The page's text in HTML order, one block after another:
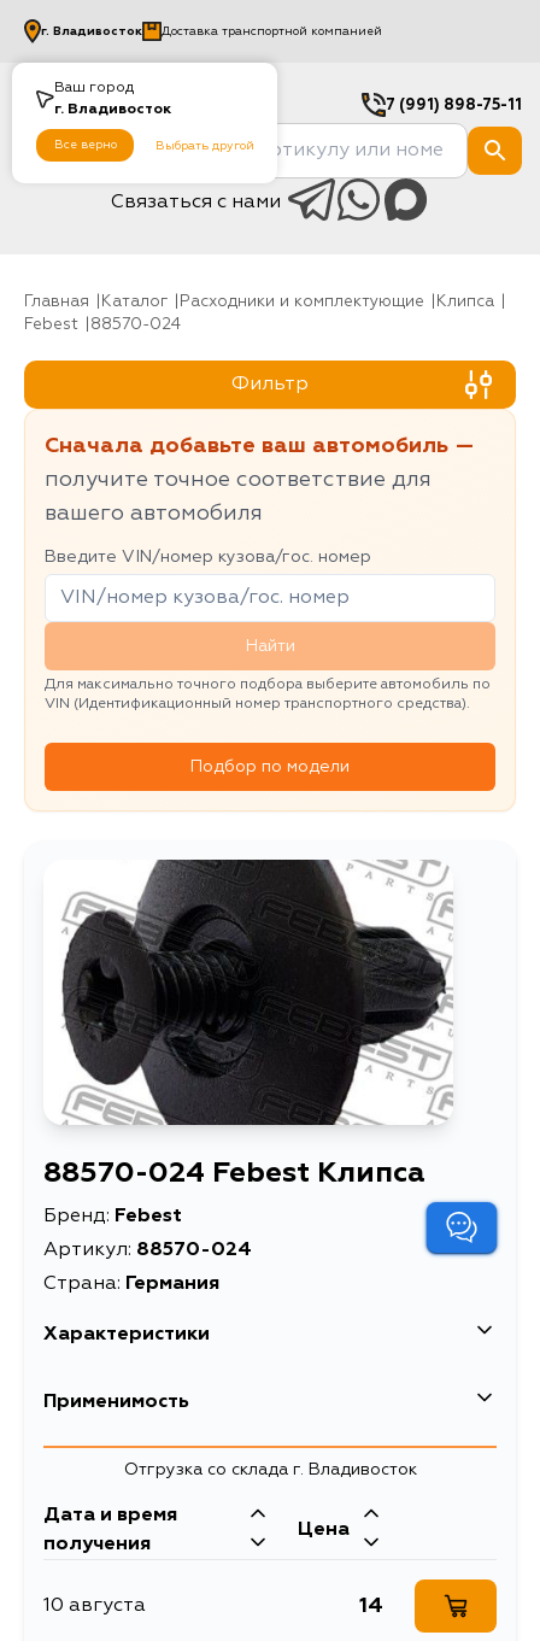
Ваш город
г. Владивосток
Все верно Выбрать другой
г. Владивосток Доставка транспортной компанией
7 (991) 898-75-11
Связаться с нами
Главная Каталог Расходники и комплектующие
клипса
Febest
88570-024
Фильтр
Сначала добавьте ваш автомобиль —
получите точное соответствие для
вашего автомобиля
Введите VIN/номер кузова/гос. номер
Найти
Для максимально точного подбора выберите автомобиль по
VIN (Идентификационный номер транспортного средства).
Подбор по модели
88570-024 Febest Клипса
Бренд: Febest
Артикул: 88570-024
Страна: Германия
Характеристики
EAN-13
Длина упаковки, мм 80
Масса, кг 0.009
Ширина упаковки, мм
Применимость
HondaОтгрузка со склада г. Владивосток
Дата и время
получения
Цена
10 августа 14